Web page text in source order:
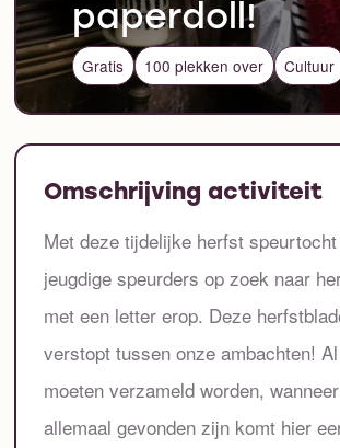
paperdoll!
Gratis 100 plekken over Cultuur
Omschrijving activiteit
Met deze tijdelijke herfst
jeugdige speurders op zoek naar
met een letter erop. Deze
verstopt tussen onze ambachten!
moeten verzameld worden,
allemaal gevonden zijn komt hier